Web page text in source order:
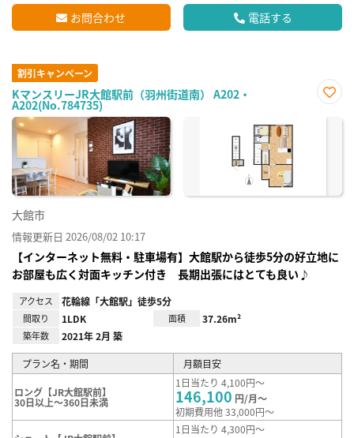
お問合わせ 電話する
割引キャンペーン
KマンスリーJR大館駅前（羽州街道南） A202・
A202(No.784735)
に入
大館市
情報更新日 2026/08/02 10:17
【インターネット無料・駐車場有】大館駅から徒歩5分の好立地に
お部屋も広く対面キッチン付き 長期出張にはとても良い♪
アクセス 花輪線「大館駅」徒歩5分
間取り 1LDK 面積 37.26m²
築年数 2021年 2月 築
プラン名・期間 月額目安
ロング【JR大館駅前】
30日以上～360日未満
1日当たり 4,100円～
146,100 円/月～
初期費用他 33,000円～
1日当たり 4,300円～